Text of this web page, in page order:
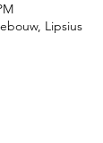
Lipsius